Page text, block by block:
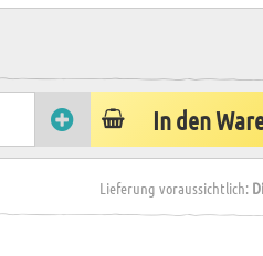
In den
Lieferung voraussichtlich: